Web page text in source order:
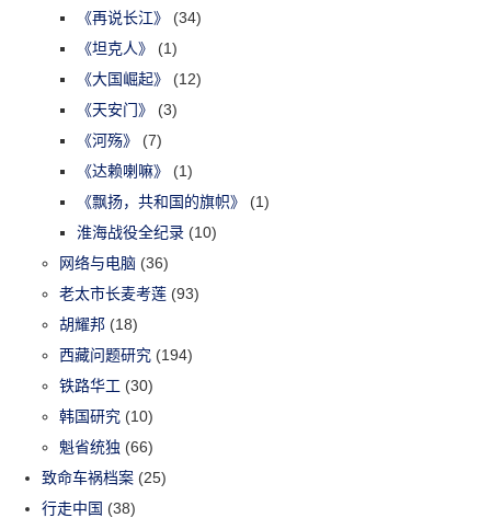
《再说长江》
(34)
《坦克人》
(1)
《大国崛起》
(12)
《天安门》
(3)
《河殇》
(7)
《达赖喇嘛》
(1)
《飘扬，共和国的旗帜》
(1)
淮海战役全纪录 (10)
网络与电脑 (36)
老太市长麦考莲 (93)
胡耀邦 (18)
西藏问题研究 (194)
铁路华工 (30)
韩国研究 (10)
魁省统独 (66)
致命车祸档案 (25)
行走中国 (38)